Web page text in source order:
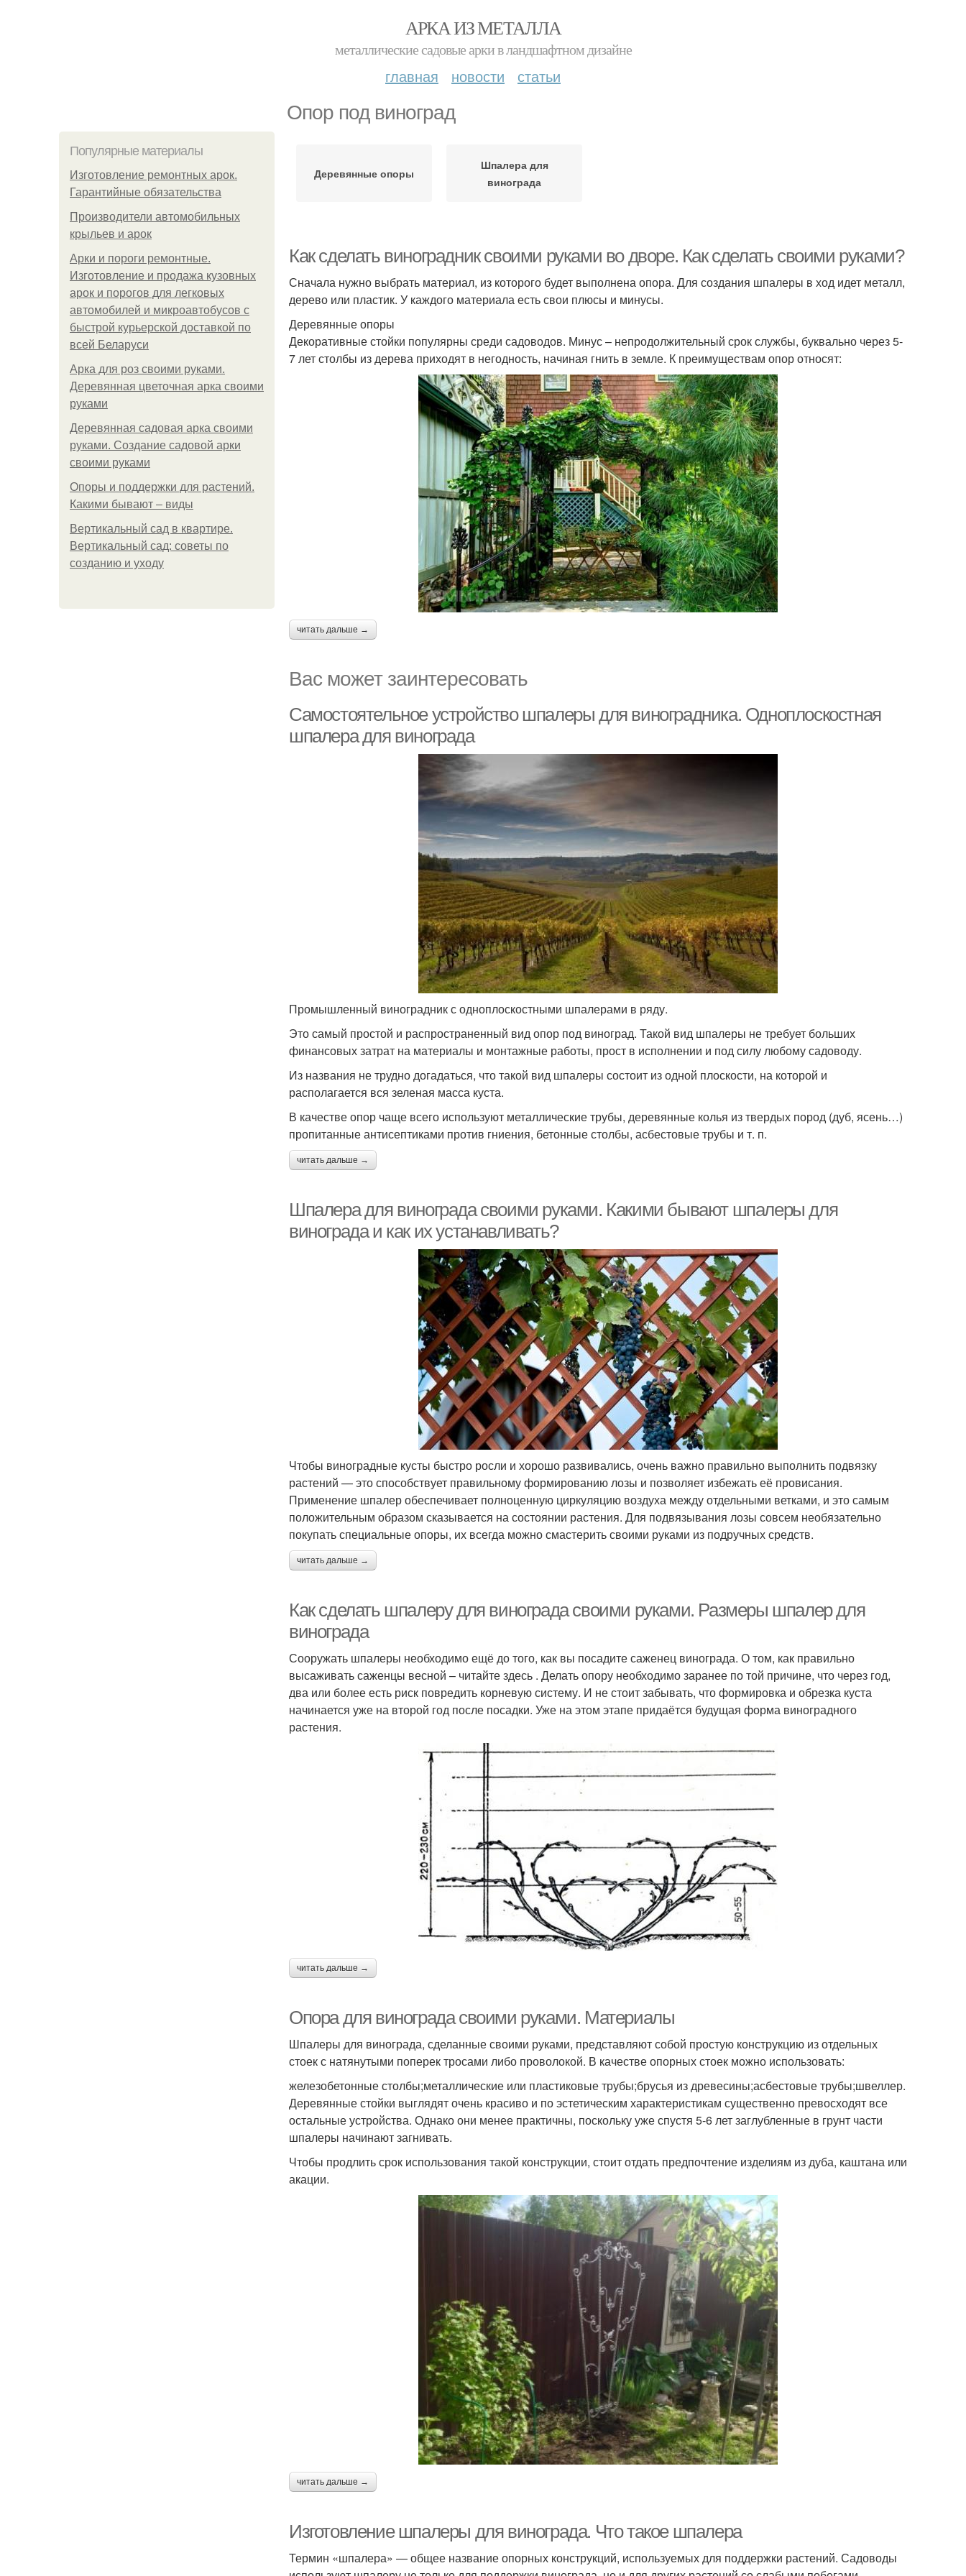
АРКА ИЗ МЕТАЛЛА
металлические садовые арки в ландшафтном дизайне
главная новости статьи
Опор под виноград
Популярные материалы
Изготовление ремонтных арок.
Гарантийные обязательства
Производители автомобильных
крыльев и арок
Арки и пороги ремонтные.
Изготовление и продажа кузовных
арок и порогов для легковых
автомобилей и микроавтобусов с
быстрой курьерской доставкой по
всей Беларуси
Арка для роз своими руками.
Деревянная цветочная арка своими
руками
Деревянная садовая арка своими
руками. Создание садовой арки
своими руками
Опоры и поддержки для растений.
Какими бывают – виды
Вертикальный сад в квартире.
Вертикальный сад: советы по
созданию и уходу
Деревянные опоры
Шпалера для
винограда
Как сделать виноградник своими руками во дворе. Как сделать своими руками?
Сначала нужно выбрать материал, из которого будет выполнена опора. Для создания шпалеры в ход идет металл,
дерево или пластик. У каждого материала есть свои плюсы и минусы.
Деревянные опоры
Декоративные стойки популярны среди садоводов. Минус – непродолжительный срок службы, буквально через 5-
7 лет столбы из дерева приходят в негодность, начиная гнить в земле. К преимуществам опор относят:
читать дальше →
Вас может заинтересовать
Самостоятельное устройство шпалеры для виноградника. Одноплоскостная
шпалера для винограда
Промышленный виноградник с одноплоскостными шпалерами в ряду.
Это самый простой и распространенный вид опор под виноград. Такой вид шпалеры не требует больших
финансовых затрат на материалы и монтажные работы, прост в исполнении и под силу любому садоводу.
Из названия не трудно догадаться, что такой вид шпалеры состоит из одной плоскости, на которой и
располагается вся зеленая масса куста.
В качестве опор чаще всего используют металлические трубы, деревянные колья из твердых пород (дуб, ясень…)
пропитанные антисептиками против гниения, бетонные столбы, асбестовые трубы и т. п.
читать дальше →
Шпалера для винограда своими руками. Какими бывают шпалеры для
винограда и как их устанавливать?
Чтобы виноградные кусты быстро росли и хорошо развивались, очень важно правильно выполнить подвязку
растений — это способствует правильному формированию лозы и позволяет избежать её провисания.
Применение шпалер обеспечивает полноценную циркуляцию воздуха между отдельными ветками, и это самым
положительным образом сказывается на состоянии растения. Для подвязывания лозы совсем необязательно
покупать специальные опоры, их всегда можно смастерить своими руками из подручных средств.
читать дальше →
Как сделать шпалеру для винограда своими руками. Размеры шпалер для
винограда
Сооружать шпалеры необходимо ещё до того, как вы посадите саженец винограда. О том, как правильно
высаживать саженцы весной – читайте здесь . Делать опору необходимо заранее по той причине, что через год,
два или более есть риск повредить корневую систему. И не стоит забывать, что формировка и обрезка куста
начинается уже на второй год после посадки. Уже на этом этапе придаётся будущая форма виноградного
растения.
читать дальше →
Опора для винограда своими руками. Материалы
Шпалеры для винограда, сделанные своими руками, представляют собой простую конструкцию из отдельных
стоек с натянутыми поперек тросами либо проволокой. В качестве опорных стоек можно использовать:
железобетонные столбы;металлические или пластиковые трубы;брусья из древесины;асбестовые трубы;швеллер.
Деревянные стойки выглядят очень красиво и по эстетическим характеристикам существенно превосходят все
остальные устройства. Однако они менее практичны, поскольку уже спустя 5-6 лет заглубленные в грунт части
шпалеры начинают загнивать.
Чтобы продлить срок использования такой конструкции, стоит отдать предпочтение изделиям из дуба, каштана или
акации.
читать дальше →
Изготовление шпалеры для винограда. Что такое шпалера
Термин «шпалера» — общее название опорных конструкций, используемых для поддержки растений. Садоводы